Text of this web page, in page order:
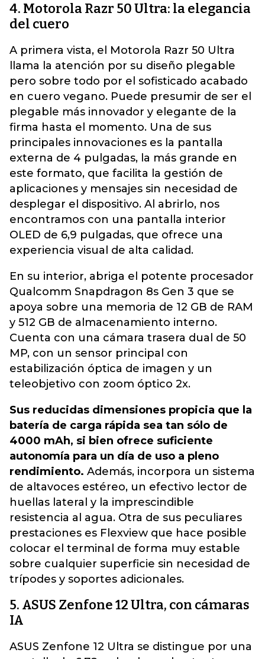
4. Motorola Razr 50 Ultra: la elegancia
del cuero
A primera vista, el Motorola Razr 50 Ultra
llama la atención por su diseño plegable
pero sobre todo por el sofisticado acabado
en cuero vegano. Puede presumir de ser el
plegable más innovador y elegante de la
firma hasta el momento. Una de sus
principales innovaciones es la pantalla
externa de 4 pulgadas, la más grande en
este formato, que facilita la gestión de
aplicaciones y mensajes sin necesidad de
desplegar el dispositivo. Al abrirlo, nos
encontramos con una pantalla interior
OLED de 6,9 pulgadas, que ofrece una
experiencia visual de alta calidad.
En su interior, abriga el potente procesador
Qualcomm Snapdragon 8s Gen 3 que se
apoya sobre una memoria de 12 GB de RAM
y 512 GB de almacenamiento interno.
Cuenta con una cámara trasera dual de 50
MP, con un sensor principal con
estabilización óptica de imagen y un
teleobjetivo con zoom óptico 2x.
Sus reducidas dimensiones propicia que la
batería de carga rápida sea tan sólo de
4000 mAh, si bien ofrece suficiente
autonomía para un día de uso a pleno
rendimiento. Además, incorpora un sistema
de altavoces estéreo, un efectivo lector de
huellas lateral y la imprescindible
resistencia al agua. Otra de sus peculiares
prestaciones es Flexview que hace posible
colocar el terminal de forma muy estable
sobre cualquier superficie sin necesidad de
trípodes y soportes adicionales.
5. ASUS Zenfone 12 Ultra, con cámaras
IA
ASUS Zenfone 12 Ultra se distingue por una